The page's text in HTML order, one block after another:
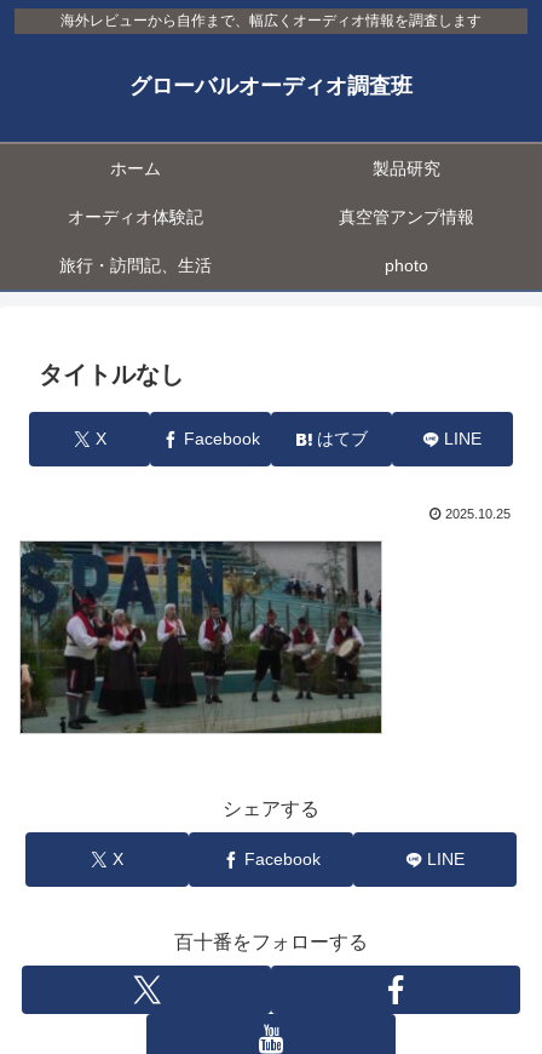
海外レビューから自作まで、幅広くオーディオ情報を調査します
グローバルオーディオ調査班
ホーム 製品研究
オーディオ体験記 真空管アンプ情報
旅行・訪問記、生活 photo
タイトルなし
X Facebook はてブ LINE
2025.10.25
シェアする
X Facebook LINE
百十番をフォローする